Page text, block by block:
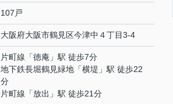
107戸
大阪府大阪市鶴見区今津中 ４丁目3-4
片町線 「徳庵 」駅 徒歩7分
地下鉄長堀鶴見緑地 「横堤 」駅 徒歩22
分
片町線 「放出 」駅 徒歩21分